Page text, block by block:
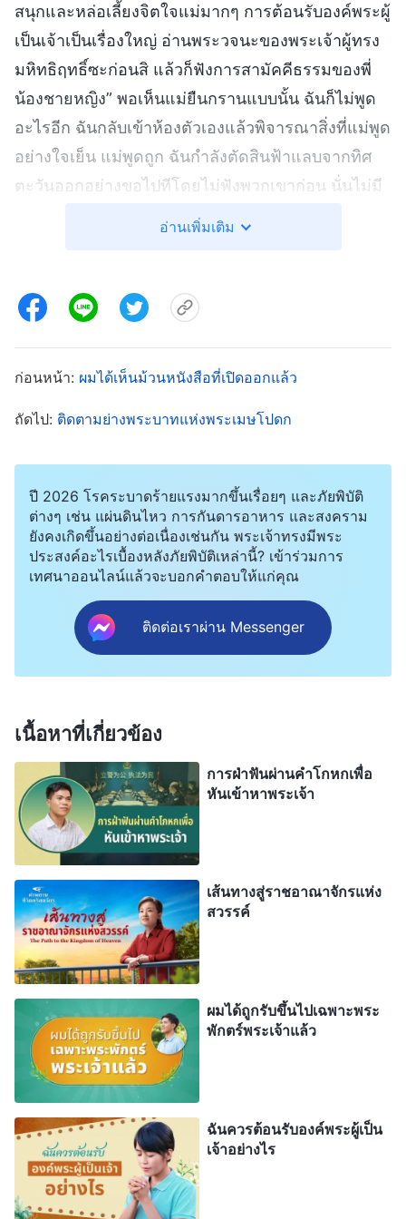
สนุกและหล่อเลี้ยงจิตใจแม่มากๆ การต้อนรับองค์พระผู้
เป็นเจ้าเป็นเรื่องใหญ่ อ่านพระวจนะของพระเจ้าผู้ทรง
มหิทธิฤทธิ์ซะก่อนสิ แล้วก็ฟังการสามัคคีธรรมของพี่
น้องชายหญิง” พอเห็นแม่ยืนกรานแบบนั้น ฉันก็ไม่พูด
อะไรอีก ฉันกลับเข้าห้องตัวเองแล้วพิจารณาสิ่งที่แม่พูด
อย่างใจเย็น แม่พูดถูก ฉันกำลังตัดสินฟ้าแลบจากทิศ
ตะวันออกอย่างขอไปทีโดยไม่ฟังพวกเขาก่อน นั่นไม่มี
เหตุผลเลย แต่แล้วฉันก็คิดว่า “ศิษยาภิบาลพูดเสมอว่า
ไปด้วยอารมณ์ขัดแย้งและไม่รู้ว่าจะฟังใครดี ฉัน
ถูกผิดได้
ราชกิจของพระเจ้าผู้ทรงมหิทธิฤทธิ์ แม่พูดว่าถ้าฉัน
พลาดโอกาสนี้ที่จะต้อนรับองค์พระผู้เป็นเจ้า จะนึก
เสียใจก็สายไปแล้ว แล้วฉันก็คิดว่า “แค่ไปดูว่าพวกเขา
ประกาศเรื่องอะไรก็คงได้มั้ง ฉันจะได้หาคำตอบว่า
พระเจ้าผู้ทรงมหิทธิฤทธิ์ทรงเป็นองค์พระเยซูเจ้าผู้ทรง
กลับมาจริงหรือเปล่า” สุดท้ายแล้ว ฉันก็ตกลงที่จะไปฟัง
การสามัคคีธรรมของพวกเขา ในการชุมนุม พี่น้อง
หยางจากคริสตจักรแห่งพระเจ้าผู้ทรงมหิทธิฤทธิ์ พูดถึง
ถึงว่าซาตานทำให้ผู้คนเสื่อมทรามยังไง และพระเจ้า
ทรงพระราชกิจทีละขั้นตอนเพื่อความรอดของมนุษย์ยัง
ไง ฉันไม่เคยได้ยินการสามัคคีธรรมที่ให้ความรู้แจ้ง
แบบนี้มาก่อน มันทำให้ฉันสนใจมากขึ้นเรื่อยๆ ฉัน
ตกลงใจตรวจสอบฟ้าแลบจากทิศตะวันออก
ครั้งหนึ่งฉันถามพี่น้องหยางในการชุมนุม “ศิษยาภิบาล
พูดเสมอ ว่าพระคัมภีร์ได้รับการดลใจโดยพระเจ้าและ
พูดว่าทุกสิ่งในนั้นคือพระวจนะของพระองค์ แต่คุณพูด
ว่ามันไม่ใช่พระวจนะของพระเจ้าทั้งหมดเพราะมัน
บรรจุคำพูดของมนุษย์ไว้ด้วย ทำไมคุณพูดแบบนั้นคะ”
เขาตอบอย่างใจเย็นว่า “ผู้คนทางศาสนามากมายยังคง
คิด ว่าพระคัมภีร์ได้รับการดลใจโดยพระเจ้า ว่าพระ
คัมภีร์เป็นพระวจนะของพระเจ้าทั้งหมด แต่ไม่มีใคร
เคยสอบสวนว่ามันมีพื้นฐานตามพระวจนะของพระเจ้า
จริงๆ หรือไม่ ความจริงก็คือ พระวิญญาณบริสุทธิ์ไม่
เคยตรัสแบบนั้น อีกทั้งองค์พระเยซูเจ้าก็ไม่เคยตรัสแบบ
อ่านเพิ่มเติม
ก่อนหน้า: ผมได้เห็นม้วนหนังสือที่เปิดออกแล้ว
ถัดไป: ติดตามย่างพระบาทแห่งพระเมษโปดก
ปี 2026 โรคระบาดร้ายแรงมากขึ้นเรื่อยๆ และภัยพิบัติ
ต่างๆ เช่น แผ่นดินไหว การกันดารอาหาร และสงคราม
ยังคงเกิดขึ้นอย่างต่อเนื่องเช่นกัน พระเจ้าทรงมีพระ
ประสงค์อะไรเบื้องหลังภัยพิบัติเหล่านี้? เข้าร่วมการ
เทศนาออนไลน์แล้วจะบอกคำตอบให้แก่คุณ
ติดต่อเราผ่าน Messenger
เนื้อหาที่เกี่ยวข้อง
การฝ่าฟันผ่านคำโกหกเพื่อ
หันเข้าหาพระเจ้า
เส้นทางสู่ราชอาณาจักรแห่ง
สวรรค์
ผมได้ถูกรับขึ้นไปเฉพาะพระ
พักตร์พระเจ้าแล้ว
ฉันควรต้อนรับองค์พระผู้เป็น
เจ้าอย่างไร